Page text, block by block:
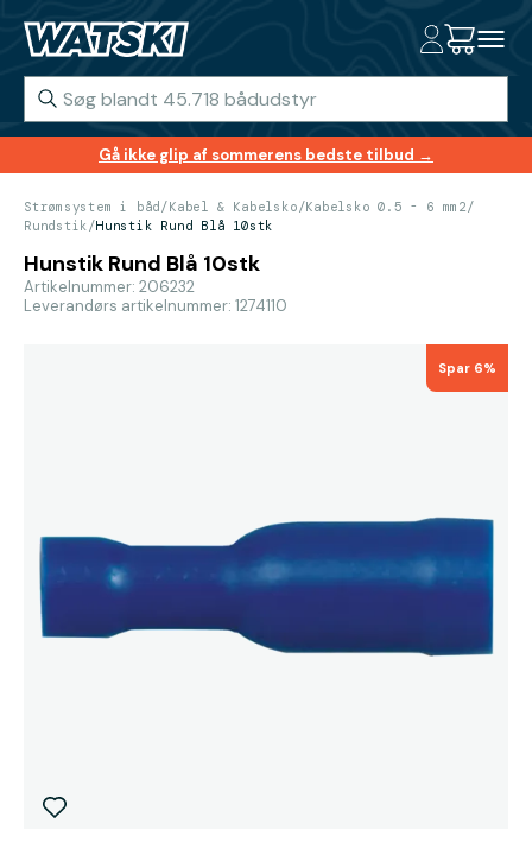
Gå ikke glip af sommerens bedste tilbud →
Strømsystem i båd /Kabel & Kabelsko/Kabelsko 0.5 - 6 mm2/
Rundstik/Hunstik Rund Blå 10stk
Hunstik Rund Blå 10stk
Artikelnummer: 206232
Leverandørs artikelnummer: 1274110
Spar 6%